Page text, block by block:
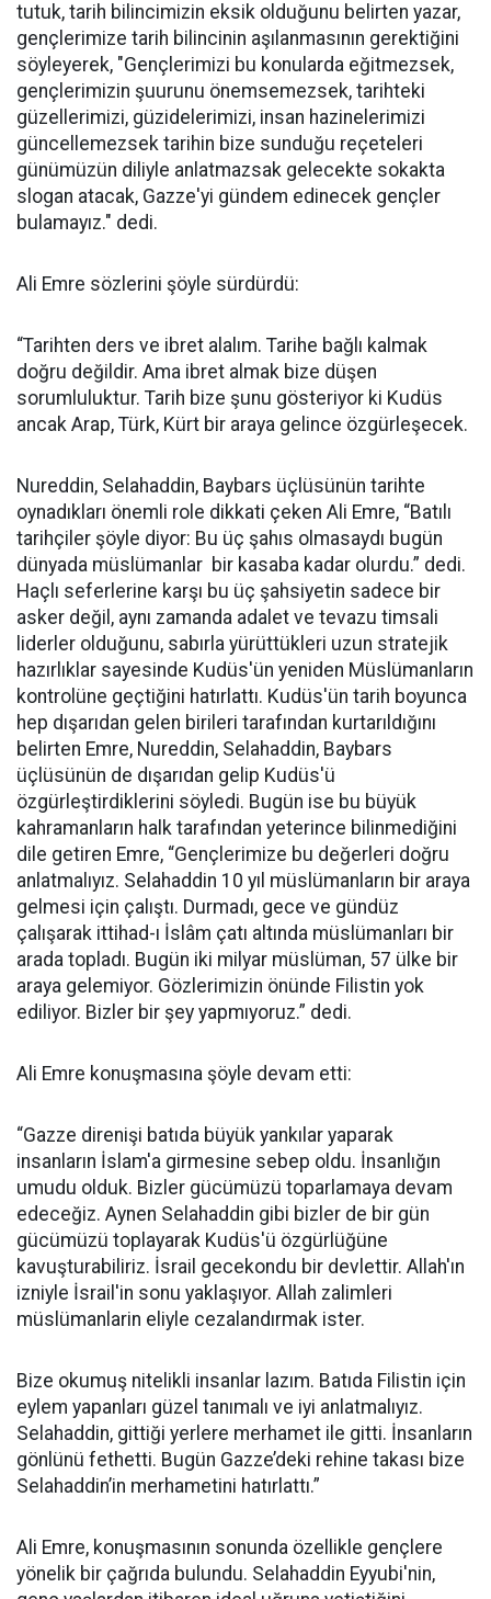
tutuk, tarih bilincimizin eksik olduğunu belirten yazar,
gençlerimize tarih bilincinin aşılanmasının gerektiğini
söyleyerek, "Gençlerimizi bu konularda eğitmezsek,
gençlerimizin şuurunu önemsemezsek, tarihteki
güzellerimizi, güzidelerimizi, insan hazinelerimizi
güncellemezsek tarihin bize sunduğu reçeteleri
günümüzün diliyle anlatmazsak gelecekte sokakta
slogan atacak, Gazze'yi gündem edinecek gençler
bulamayız." dedi.
Ali Emre sözlerini şöyle sürdürdü:
“Tarihten ders ve ibret alalım. Tarihe bağlı kalmak
doğru değildir. Ama ibret almak bize düşen
sorumluluktur. Tarih bize şunu gösteriyor ki Kudüs
ancak Arap, Türk, Kürt bir araya gelince özgürleşecek.
Nureddin, Selahaddin, Baybars üçlüsünün tarihte
oynadıkları önemli role dikkati çeken Ali Emre, “Batılı
tarihçiler şöyle diyor: Bu üç şahıs olmasaydı bugün
dünyada müslümanlar bir kasaba kadar olurdu.” dedi.
Haçlı seferlerine karşı bu üç şahsiyetin sadece bir
asker değil, aynı zamanda adalet ve tevazu timsali
liderler olduğunu, sabırla yürüttükleri uzun stratejik
hazırlıklar sayesinde Kudüs'ün yeniden Müslümanların
kontrolüne geçtiğini hatırlattı. Kudüs'ün tarih boyunca
hep dışarıdan gelen birileri tarafından kurtarıldığını
belirten Emre, Nureddin, Selahaddin, Baybars
üçlüsünün de dışarıdan gelip Kudüs'ü
özgürleştirdiklerini söyledi. Bugün ise bu büyük
kahramanların halk tarafından yeterince bilinmediğini
dile getiren Emre, “Gençlerimize bu değerleri doğru
anlatmalıyız. Selahaddin 10 yıl müslümanların bir araya
gelmesi için çalıştı. Durmadı, gece ve gündüz
çalışarak ittihad-ı İslâm çatı altında müslümanları bir
arada topladı. Bugün iki milyar müslüman, 57 ülke bir
araya gelemiyor. Gözlerimizin önünde Filistin yok
ediliyor. Bizler bir şey yapmıyoruz.” dedi.
Ali Emre konuşmasına şöyle devam etti:
“Gazze direnişi batıda büyük yankılar yaparak
insanların İslam'a girmesine sebep oldu. İnsanlığın
umudu olduk. Bizler gücümüzü toparlamaya devam
edeceğiz. Aynen Selahaddin gibi bizler de bir gün
gücümüzü toplayarak Kudüs'ü özgürlüğüne
kavuşturabiliriz. İsrail gecekondu bir devlettir. Allah'ın
izniyle İsrail'in sonu yaklaşıyor. Allah zalimleri
müslümanlarin eliyle cezalandırmak ister.
Bize okumuş nitelikli insanlar lazım. Batıda Filistin için
eylem yapanları güzel tanımalı ve iyi anlatmalıyız.
Selahaddin, gittiği yerlere merhamet ile gitti. İnsanların
gönlünü fethetti. Bugün Gazze’deki rehine takası bize
Selahaddin’in merhametini hatırlattı.”
Ali Emre, konuşmasının sonunda özellikle gençlere
yönelik bir çağrıda bulundu. Selahaddin Eyyubi'nin,